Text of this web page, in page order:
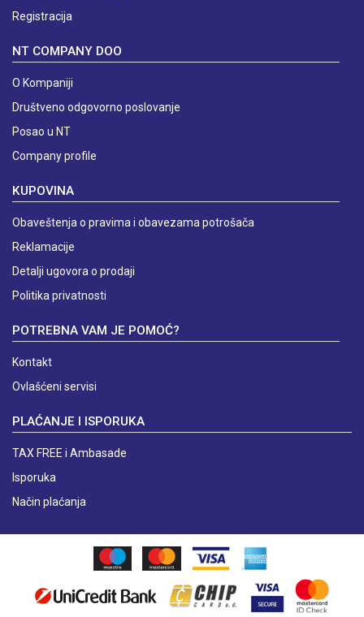
Registracija
NT COMPANY DOO
O Kompaniji
Društveno odgovorno poslovanje
Posao u NT
Company profile
KUPOVINA
Obaveštenja o pravima i obavezama potrošača
Reklamacije
Detalji ugovora o prodaji
Politika privatnosti
POTREBNA VAM JE POMOĆ?
Kontakt
Ovlašćeni servisi
PLAĆANJE I ISPORUKA
TAX FREE i Ambasade
Isporuka
Način plaćanja